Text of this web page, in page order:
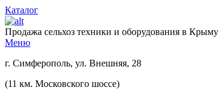
Каталог
Продажа сельхоз техники и оборудования в Крыму
Меню
г. Симферополь, ул. Внешняя, 28
(11 км. Московского шоссе)